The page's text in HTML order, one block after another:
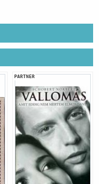
PARTNER